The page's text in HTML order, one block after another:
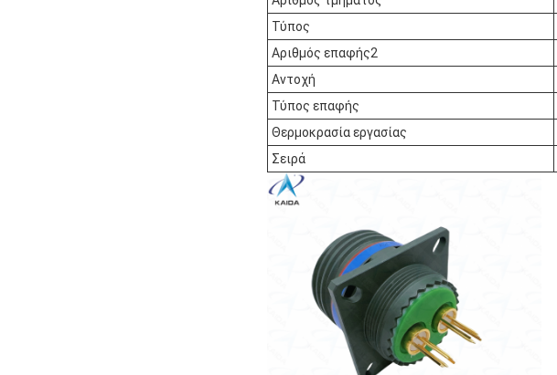
Τύπος
Αριθμός επαφής2
Αντοχή
Τύπος επαφής
Θερμοκρασία εργασίας
Σειρά